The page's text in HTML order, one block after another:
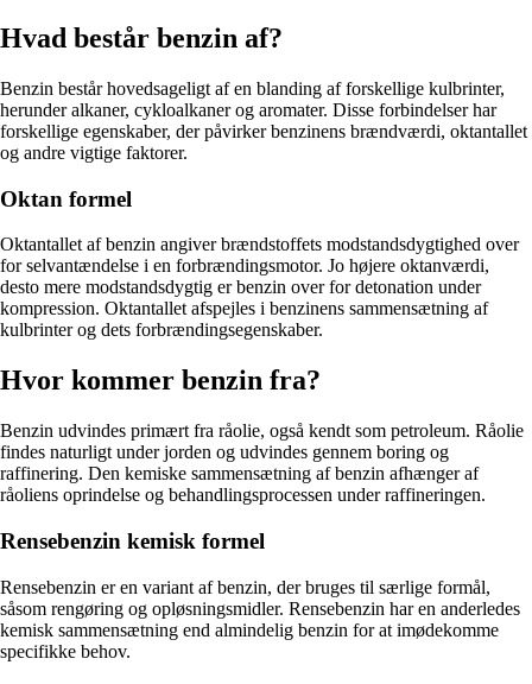
Hvad består benzin af?
Benzin består hovedsageligt af en blanding af forskellige kulbrinter,
herunder alkaner, cykloalkaner og aromater. Disse forbindelser har
forskellige egenskaber, der påvirker benzinens brændværdi, oktantallet
og andre vigtige faktorer.
Oktan formel
Oktantallet af benzin angiver brændstoffets modstandsdygtighed over
for selvantændelse i en forbrændingsmotor. Jo højere oktanværdi,
desto mere modstandsdygtig er benzin over for detonation under
kompression. Oktantallet afspejles i benzinens sammensætning af
kulbrinter og dets forbrændingsegenskaber.
Hvor kommer benzin fra?
Benzin udvindes primært fra råolie, også kendt som petroleum. Råolie
findes naturligt under jorden og udvindes gennem boring og
raffinering. Den kemiske sammensætning af benzin afhænger af
råoliens oprindelse og behandlingsprocessen under raffineringen.
Rensebenzin kemisk formel
Rensebenzin er en variant af benzin, der bruges til særlige formål,
såsom rengøring og opløsningsmidler. Rensebenzin har en anderledes
kemisk sammensætning end almindelig benzin for at imødekomme
specifikke behov.